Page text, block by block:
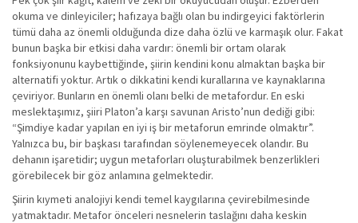
okuma ve dinleyiciler; hafızaya bağlı olan bu indirgeyici faktörlerin
tümü daha az önemli olduğunda dize daha özlü ve karmaşık olur. Fakat
bunun başka bir etkisi daha vardır: önemli bir ortam olarak
fonksiyonunu kaybettiğinde, şiirin kendini konu almaktan başka bir
alternatifi yoktur. Artık o dikkatini kendi kurallarına ve kaynaklarına
çeviriyor. Bunların en önemli olanı belki de metafordur. En eski
meslektaşımız, şiiri Platon’a karşı savunan Aristo’nun dediği gibi:
“Şimdiye kadar yapılan en iyi iş bir metaforun emrinde olmaktır”.
Yalnızca bu, bir başkası tarafından söylenemeyecek olandır. Bu
dehanın işaretidir; uygun metaforları oluşturabilmek benzerlikleri
görebilecek bir göz anlamına gelmektedir.
Şiirin kıymeti analojiyi kendi temel kaygılarına çevirebilmesinde
yatmaktadır. Metafor önceleri nesnelerin taslağını daha keskin